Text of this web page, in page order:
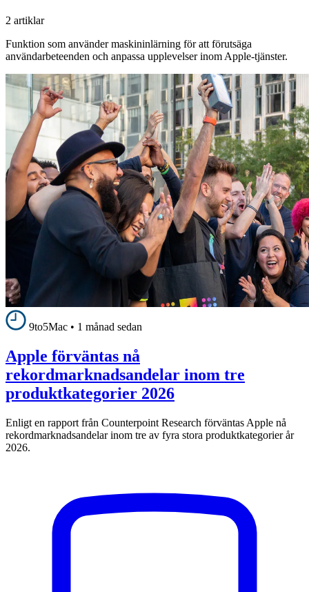
2 artiklar
Funktion som använder maskininlärning för att förutsäga
användarbeteenden och anpassa upplevelser inom Apple-tjänster.
9to5Mac • 1 månad sedan
Apple förväntas nå
rekordmarknadsandelar inom tre
produktkategorier 2026
Enligt en rapport från Counterpoint Research förväntas Apple nå
rekordmarknadsandelar inom tre av fyra stora produktkategorier år
2026.